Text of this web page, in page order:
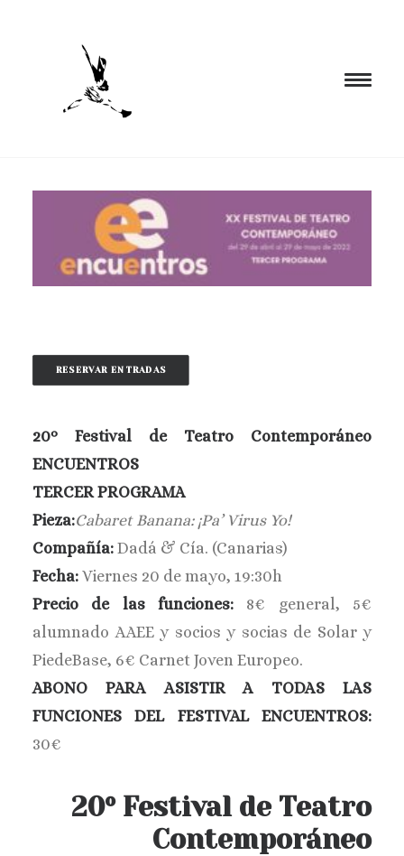
PROGRAMACIÓN
FORMACIÓN
EL ESPACIO
BUSCAR
RESERVAR ENTRADAS
20º Festival de Teatro Contemporáneo
ENCUENTROS
TERCER PROGRAMA
Pieza:Cabaret Banana: ¡Pa’ Virus Yo!
Compañía: Dadá & Cía. (Canarias)
Fecha: Viernes 20 de mayo, 19:30h
Precio de las funciones: 8€ general, 5€
alumnado AAEE y socios y socias de Solar y
PiedeBase, 6€ Carnet Joven Europeo.
ABONO PARA ASISTIR A TODAS LAS
FUNCIONES DEL FESTIVAL ENCUENTROS:
30€
20º Festival de Teatro
Contemporáneo